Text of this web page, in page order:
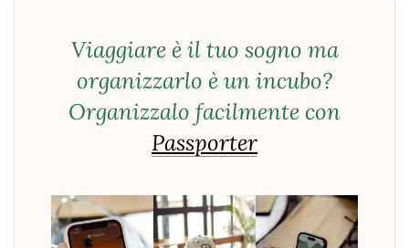
Viaggiare è il tuo sogno ma
organizzarlo è un incubo?
Organizzalo facilmente con
Passporter